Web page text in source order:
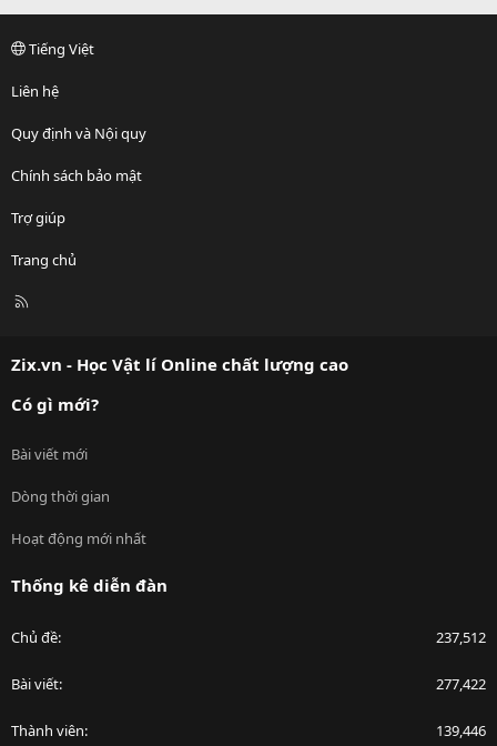
Tiếng Việt
Liên hệ
Quy định và Nội quy
Chính sách bảo mật
Trợ giúp
Trang chủ
R
Zix.vn - Học Vật lí Online chất lượng cao
Có gì mới?
Bài viết mới
Dòng thời gian
Hoạt động mới nhất
Thống kê diễn đàn
Chủ đề 237,512
Bài viết 277,422
Thành viên 139,446